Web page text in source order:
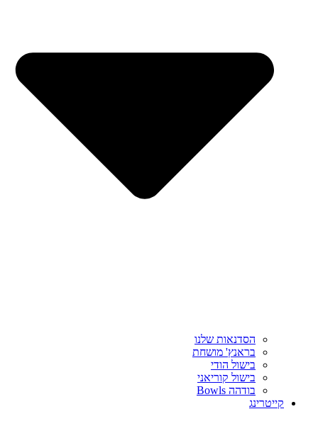
הסדנאות שלנו
בראנץ' מושחת
בישול הודי
בישול קוריאני
בודהה Bowls
קייטרינג